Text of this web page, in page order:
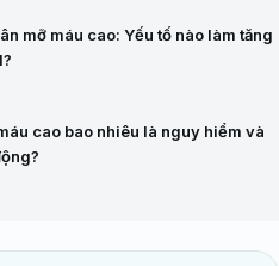
mỡ máu cao: Yếu tố nào làm tăng
cao bao nhiêu là nguy hiểm và